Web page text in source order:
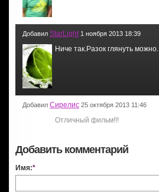
Добавил StarLight 1 ноября 2013 18:39
Ниче так.Разок глянуть можно.
Добавил Сирелис 25 октября 2013 11:46
Отличный фильм!!!
Добавить комментарий
Имя:*